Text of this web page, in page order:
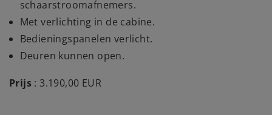
schaarstroomafnemers.
Met verlichting in de cabine.
Bedieningspanelen verlicht.
Deuren kunnen open.
Prijs : 3.190,00 EUR